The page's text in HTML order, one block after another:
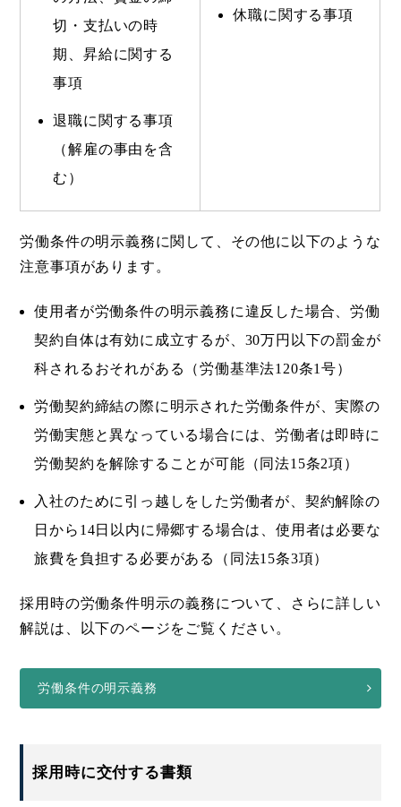
切・支払いの時
期、昇給に関する
事項
退職に関する事項
（解雇の事由を含
む）
休職に関する事項
労働条件の明示義務に関して、その他に以下のような
注意事項があります。
使用者が労働条件の明示義務に違反した場合、労働
契約自体は有効に成立するが、30万円以下の罰金が
科されるおそれがある（労働基準法120条1号）
労働契約締結の際に明示された労働条件が、実際の
労働実態と異なっている場合には、労働者は即時に
労働契約を解除することが可能（同法15条2項）
入社のために引っ越しをした労働者が、契約解除の
日から14日以内に帰郷する場合は、使用者は必要な
旅費を負担する必要がある（同法15条3項）
採用時の労働条件明示の義務について、さらに詳しい
解説は、以下のページをご覧ください。
労働条件の明示義務
採用時に交付する書類